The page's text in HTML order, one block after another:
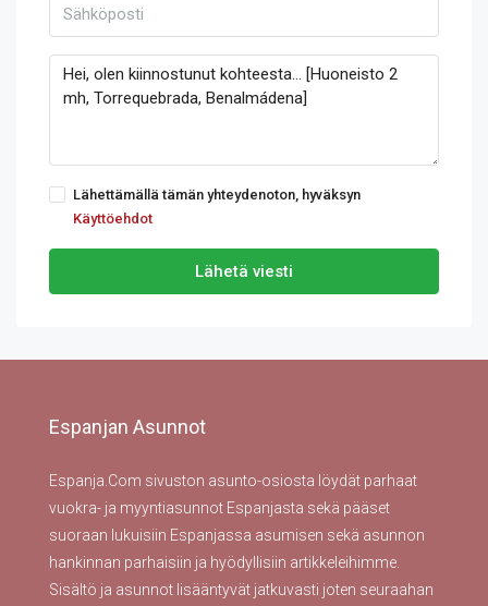
Lähettämällä tämän yhteydenoton, hyväksyn
Käyttöehdot
Lähetä viesti
Espanjan Asunnot
Espanja.Com sivuston asunto-osiosta löydät parhaat
vuokra- ja myyntiasunnot Espanjasta sekä pääset
suoraan lukuisiin Espanjassa asumisen sekä asunnon
hankinnan parhaisiin ja hyödyllisiin artikkeleihimme.
Sisältö ja asunnot lisääntyvät jatkuvasti joten seuraahan